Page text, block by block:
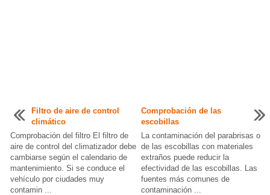
Filtro de aire de control
climático
Comprobación del filtro El filtro de
aire de control del climatizador debe
cambiarse según el calendario de
mantenimiento. Si se conduce el
vehículo por ciudades muy
contamin ...
Comprobación de las
escobillas
La contaminación del parabrisas o
de las escobillas con materiales
extraños puede reducir la
efectividad de las escobillas. Las
fuentes más comunes de
contaminación ...